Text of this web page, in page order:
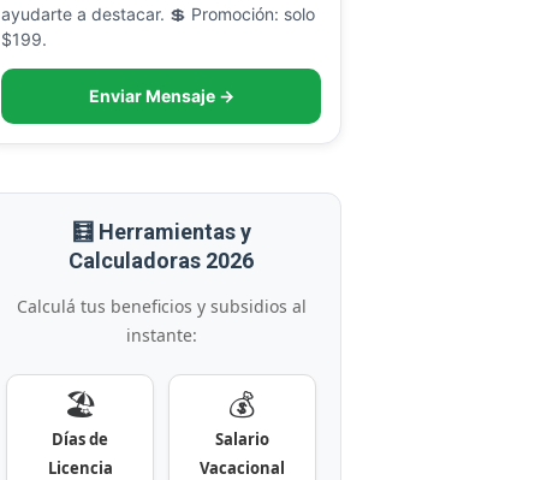
ayudarte a destacar. 💲 Promoción: solo
$199.
Enviar Mensaje →
🧮 Herramientas y
Calculadoras 2026
Calculá tus beneficios y subsidios al
instante:
🏖️
Días de
Licencia
💰
Salario
Vacacional